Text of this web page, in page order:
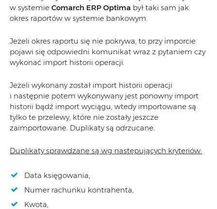
w systemie Comarch ERP Optima był taki sam jak
okres raportów w systemie bankowym.
Jeżeli okres raportu się nie pokrywa, to przy imporcie
pojawi się odpowiedni komunikat wraz z pytaniem czy
wykonać import historii operacji.
Jeżeli wykonany został import historii operacji
i następnie potem wykonywany jest ponowny import
historii bądź import wyciągu, wtedy importowane są
tylko te przelewy, które nie zostały jeszcze
zaimportowane. Duplikaty są odrzucane.
Duplikaty sprawdzane są wg następujących kryteriów:
Data księgowania,
Numer rachunku kontrahenta,
Kwota,